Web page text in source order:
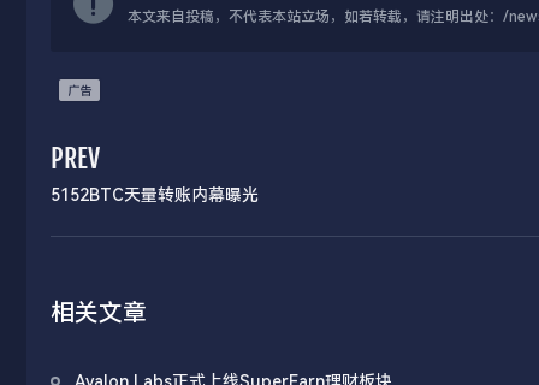
本文来自投稿，不代表本站立场，如若转载，请注明出处：/
PREV
5152BTC天量转账内幕曝光
相关文章